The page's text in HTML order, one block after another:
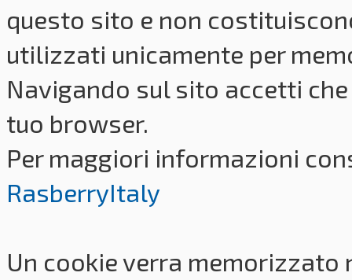
questo sito e non
utilizzati unicamente per
Navigando sul sito accetti
tuo browser.
Per maggiori informazioni
RasberryItaly
Un cookie verra